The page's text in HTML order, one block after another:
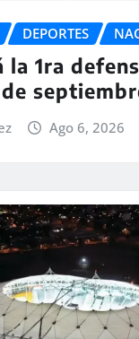
DEPORTES
la 1ra
Ago 6, 2026